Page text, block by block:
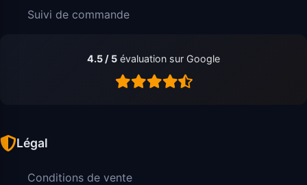
Suivi de commande
4.5 / 5 évaluation sur Google
Légal
Conditions de vente